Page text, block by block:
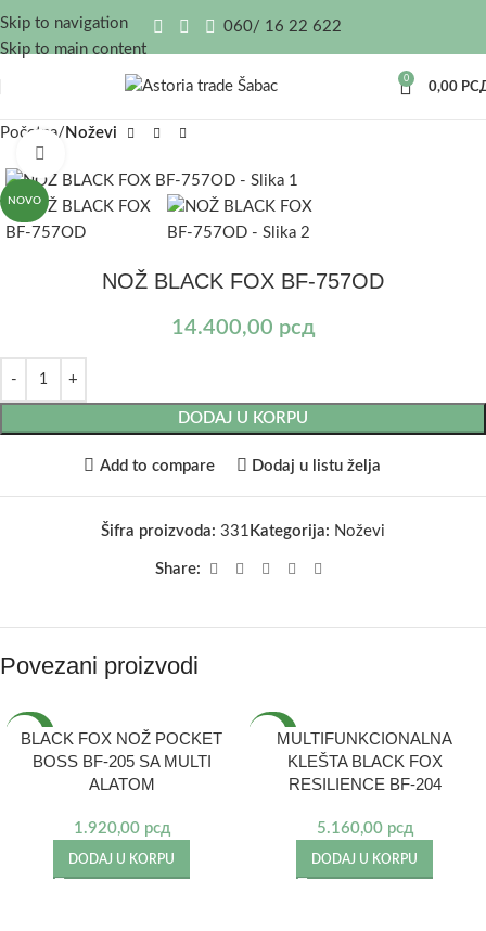
Skip to navigation
Skip to main content
060/ 16 22 622
0
0,00
Početna Noževi
NOVO
NOŽ BLACK FOX BF-757OD
14.400,00 рсд
DODAJ U KORPU
Add to compare Dodaj u listu želja
Šifra proizvoda: 331 Kategorija: Noževi
Share:
Povezani proizvodi
NOVO
BLACK FOX NOŽ POCKET
BOSS BF-205 SA MULTI
ALATOM
1.920,00 рсд
DODAJ U KORPU
NOVOMULTIFUNKCIONALNA
KLEŠTA BLACK FOX
RESILIENCE BF-204
5.160,00 рсд
DODAJ U KORPU